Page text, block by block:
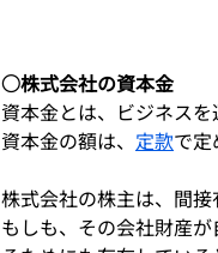
○株式会社の資本金
資本金とは、ビジネス
資本金の額は、 定款で定
株式会社の株主は、間
もしも、その会社財産